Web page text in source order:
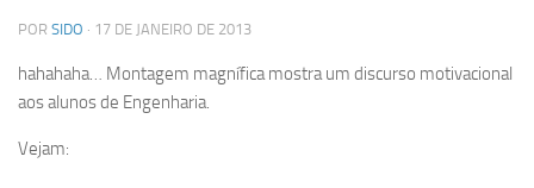
POR SIDO · 17 DE JANEIRO DE 2013
hahahaha… Montagem magnífica mostra um discurso motivacional
aos alunos de Engenharia.
Vejam: